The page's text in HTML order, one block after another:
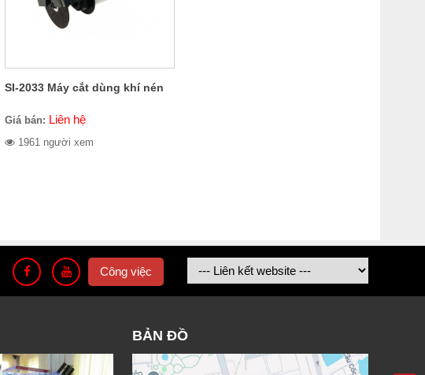
SI-2033 Máy cắt dùng khí nén
Giá bán: Liên hệ
1961 người xem
Công việc
BẢN ĐỒ